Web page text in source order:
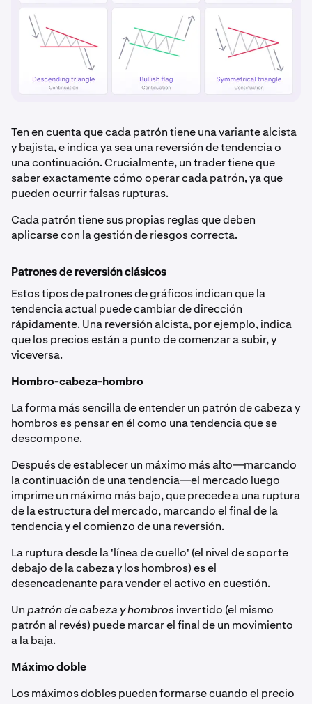
Ten en cuenta que cada patrón tiene una variante alcista
y bajista, e indica ya sea una reversión de tendencia o
una continuación. Crucialmente, un trader tiene que
saber exactamente cómo operar cada patrón, ya que
pueden ocurrir falsas rupturas.
Cada patrón tiene sus propias reglas que deben
aplicarse con la gestión de riesgos correcta.
Patrones de reversión clásicos
Estos tipos de patrones de gráficos indican que la
tendencia actual puede cambiar de dirección
rápidamente. Una reversión alcista, por ejemplo, indica
que los precios están a punto de comenzar a subir, y
viceversa.
Hombro-cabeza-hombro
La forma más sencilla de entender un patrón de cabeza y
hombros es pensar en él como una tendencia que se
descompone.
Después de establecer un máximo más alto—marcando
la continuación de una tendencia—el mercado luego
imprime un máximo más bajo, que precede a una ruptura
de la estructura del mercado, marcando el final de la
tendencia y el comienzo de una reversión.
La ruptura desde la 'línea de cuello' (el nivel de soporte
debajo de la cabeza y los hombros) es el
desencadenante para vender el activo en cuestión.
Unpatrón de cabeza y hombrosinvertido (el mismo
patrón al revés) puede marcar el final de un movimiento
a la baja.
Máximo doble
Los máximos dobles pueden formarse cuando el precio